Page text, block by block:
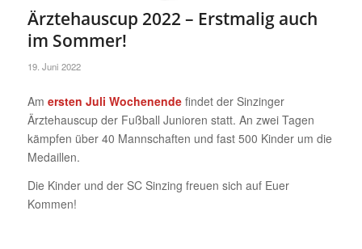
Ärztehauscup 2022 – Erstmalig auch
im Sommer!
19. Juni 2022
Am ersten Juli Wochenendefindet der Sinzinger
Ärztehauscup der Fußball Junioren statt. An zwei Tagen
kämpfen über 40 Mannschaften und fast 500 Kinder um die
Medaillen.
Die Kinder und der SC Sinzing freuen sich auf Euer
Kommen!